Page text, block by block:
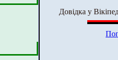
Довідка у